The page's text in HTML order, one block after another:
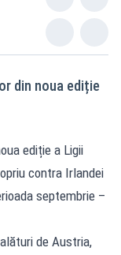
din noua ediție
ediție a Ligii
contra Irlandei
septembrie –
de Austria,